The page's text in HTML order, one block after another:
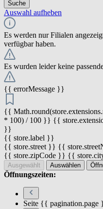
Suche
Auswahl aufheben
Es werden nur Filialen
verfügbar haben.
Es wurden leider keine
{{ errorMessage }}
{{
* 100) / 100 }} {{
}}
{{ store.label }}
{{ store.street }} {{
{{ store.zipCode }} {{
Ausgewählt Auswählen
Öffnungszeiten:
Seite {{